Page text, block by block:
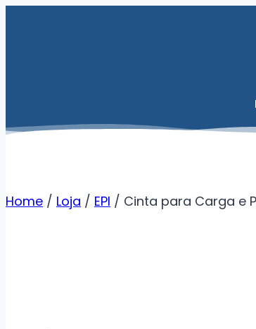
Home / Loja / EPI / Cinta para Carga e